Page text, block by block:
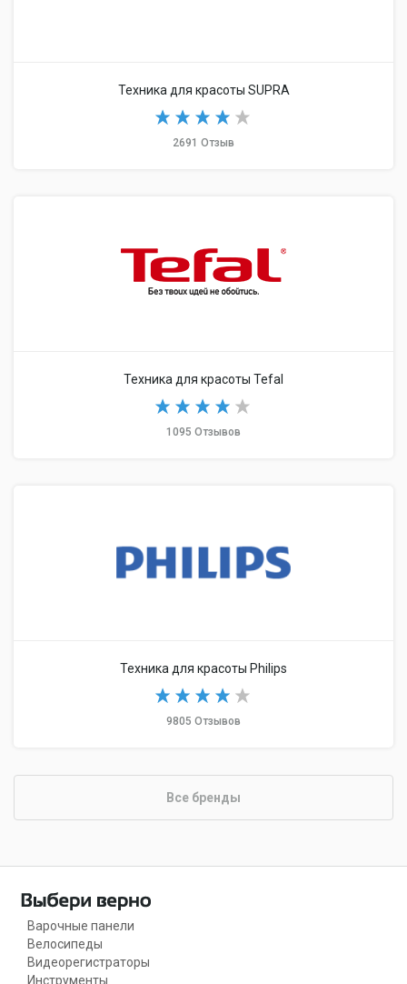
Техника для красоты SUPRA
2691 Отзыв
Техника для красоты Tefal
1095 Отзывов
Техника для красоты Philips
9805 Отзывов
Все бренды
Варочные панели
Велосипеды
Видеорегистраторы
Инструменты